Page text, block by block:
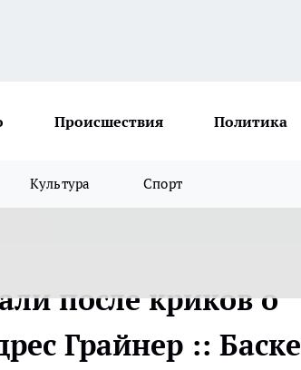
Происшествия Политика
Культура Спорт
после криков о
Грайнер ::